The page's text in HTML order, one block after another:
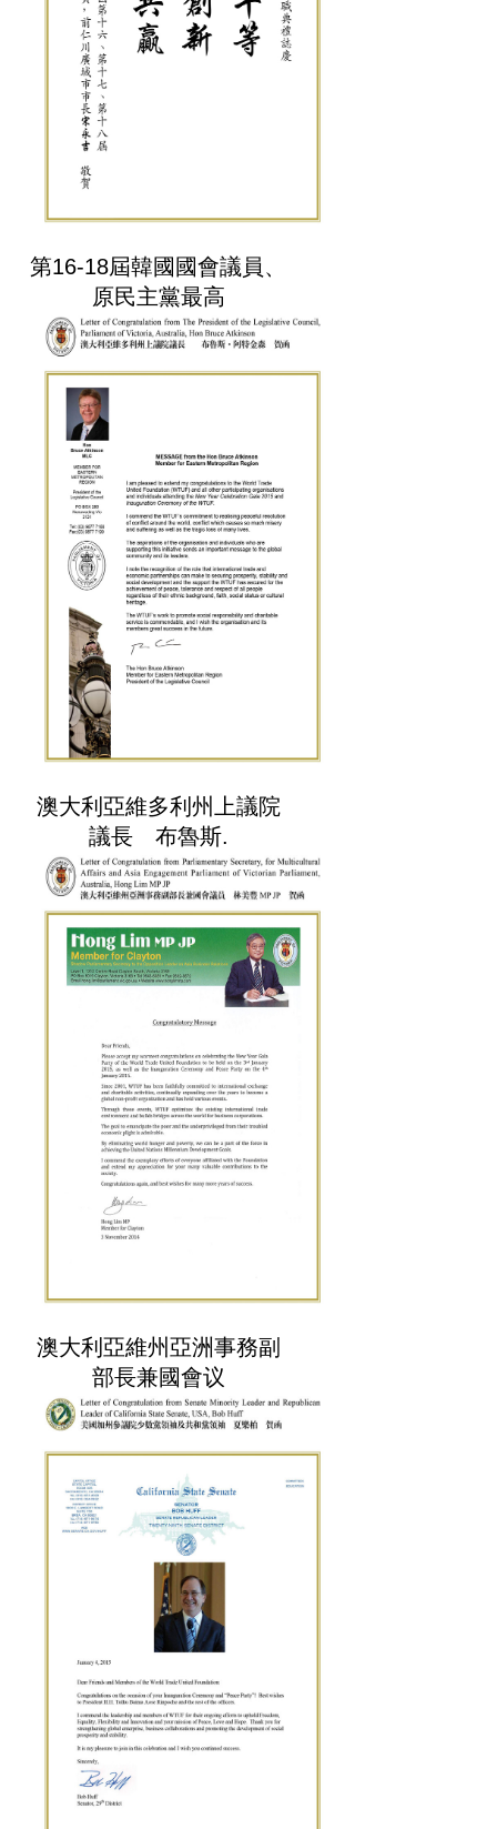
第16-18屆韓國國會議員、
原民主黨最高
澳大利亞維多利州上議院
議長 布魯斯.
澳大利亞維州亞洲事務副
部長兼國會议